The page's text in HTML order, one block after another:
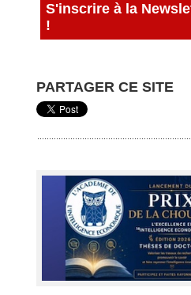
S'inscrire à la
!
PARTAGER CE SITE